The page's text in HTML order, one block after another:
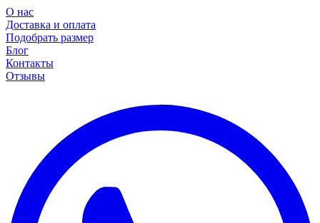
О нас
Доставка и оплата
Подобрать размер
Блог
Контакты
Отзывы